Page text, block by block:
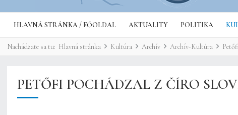
HLAVNÁ STRÁNKA / FŐOLDAL AKTUALITY POLITIKA
Nachádzate sa tu: Hlavná stránka Kultúra Archív Archív-Kultúra
PETŐFI POCHÁDZAL Z ČÍRO